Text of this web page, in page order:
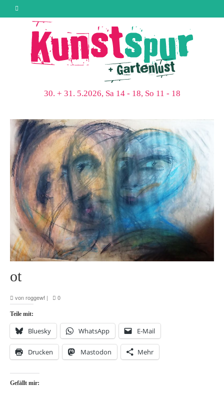
30. + 31. 5.2026, Sa 14 - 18, So 11 - 18
ot
vonroggewf | 0
Teile mit:
Bluesky WhatsApp E-Mail
Drucken Mastodon Mehr
Gefällt mir: